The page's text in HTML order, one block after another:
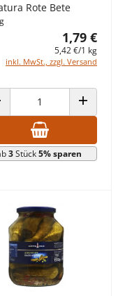
Rote Bete
1,79 €
5,42 €/1 kg
inkl. MwSt., zzgl. Versand
VERRINGERN ANZAHL
3Stück5% sparen